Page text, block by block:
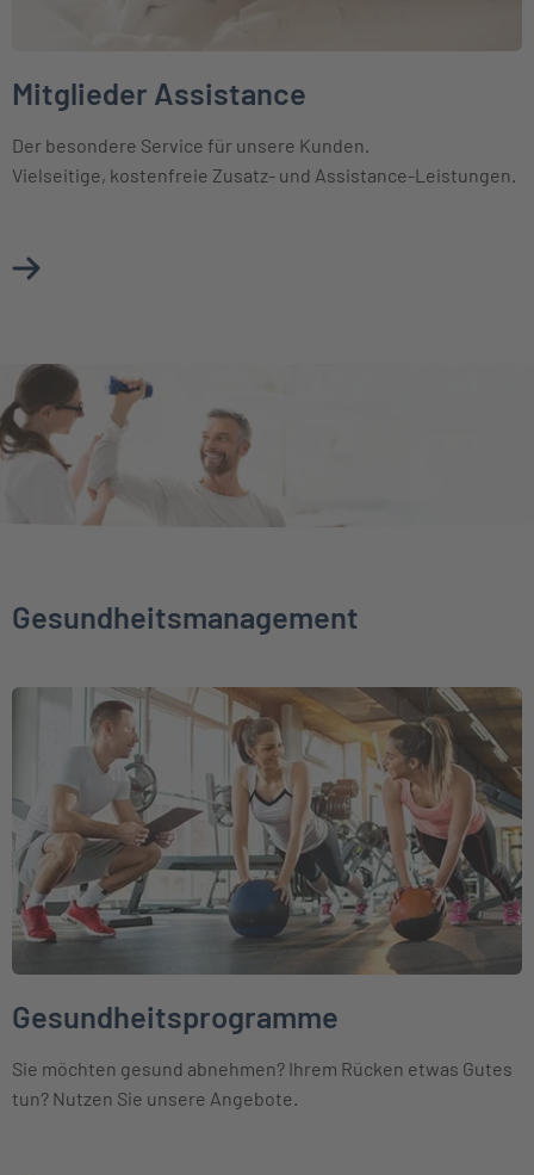
Mitglieder Assistance
Der besondere Service für unsere Kunden.
Vielseitige, kostenfreie Zusatz- und Assistance-Leistungen.
Mehr über Mitglieder Assistance erfahren
Gesundheitsmanagement
Weiter zu Gesundheitsprogramme
Gesundheitsprogramme
Sie möchten gesund abnehmen? Ihrem Rücken etwas Gutes
tun? Nutzen Sie unsere Angebote.